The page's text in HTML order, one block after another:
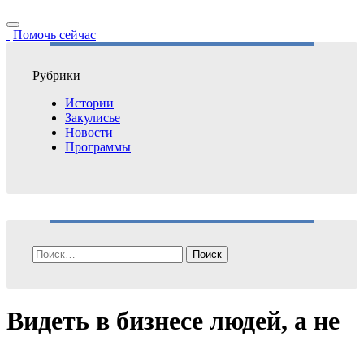
Помочь сейчас
Рубрики
Истории
Закулисье
Новости
Программы
Найти:
Видеть в бизнесе людей, а не